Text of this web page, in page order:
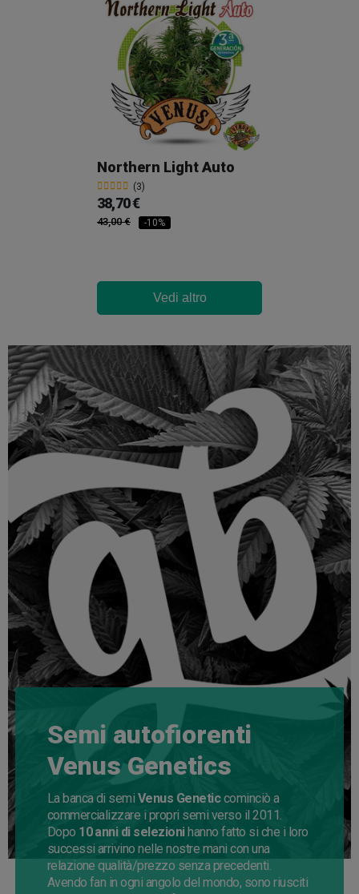
Northern Light Auto
(3)
38,70 €
43,00 € -10%
Vedi altro
Semi autofiorenti
Venus Genetics
La banca di semi Venus Geneticcominciò a
commercializzare i propri semi verso il 2011.
Dopo 10 anni di selezionihanno fatto si che i loro
successi arrivino nelle nostre mani con una
relazione qualità/prezzo senza precedenti.
Avendo fan in ogni angolo del mondo, sono riusciti